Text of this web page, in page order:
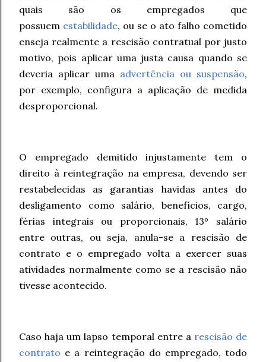
quais são os empregados que
possuem estabilidade, ou se o ato falho cometido
enseja realmente a rescisão contratual por justo
motivo, pois aplicar uma justa causa quando se
deveria aplicar uma advertência ou suspensão,
por exemplo, configura a aplicação de medida
desproporcional.
O empregado demitido injustamente tem o
direito à reintegração na empresa, devendo ser
restabelecidas as garantias havidas antes do
desligamento como salário, benefícios, cargo,
férias integrais ou proporcionais, 13º salário
entre outras, ou seja, anula-se a rescisão de
contrato e o empregado volta a exercer suas
atividades normalmente como se a rescisão não
tivesse acontecido.
Caso haja um lapso temporal entre a rescisão de
contrato e a reintegração do empregado, todo